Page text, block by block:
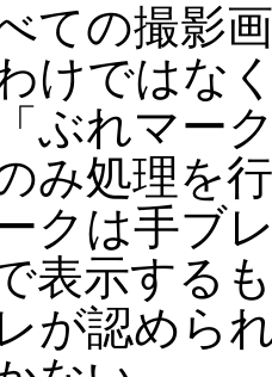
ての撮影
けではな
ぶれマー
み処理を
クは手ブ
表示する
が認めら